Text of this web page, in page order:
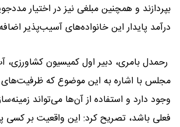
بپردازند و همچنین مبلغی نیز در اختیار
درآمد پایدار این خانواده‌های آسیب‌پذیر
رحمدل بامری، دبیر اول کمیسیون کشاورزی،
مجلس با اشاره به این موضوع که ظرفیت‌های
وجود دارد و استفاده از آن‌ها می‌تواند
فعلی باشد، تصریح کرد: این واقعیت بر کسی